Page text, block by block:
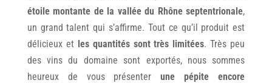
étoile montante de la vallée du Rhône septentrionale,
un grand talent qui s’affirme. Tout ce qu’il produit est
délicieux et les quantités sont très limitées. Très peu
des vins du domaine sont exportés, nous sommes
heureux de vous présenterune pépite encore